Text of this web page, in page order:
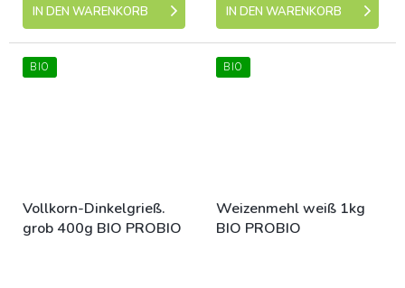
IN DEN WARENKORB IN DEN WARENKORB
BIO
Vollkorn-Dinkelgrieß.
grob 400g BIO PROBIO
BIO
Weizenmehl weiß 1kg
BIO PROBIO